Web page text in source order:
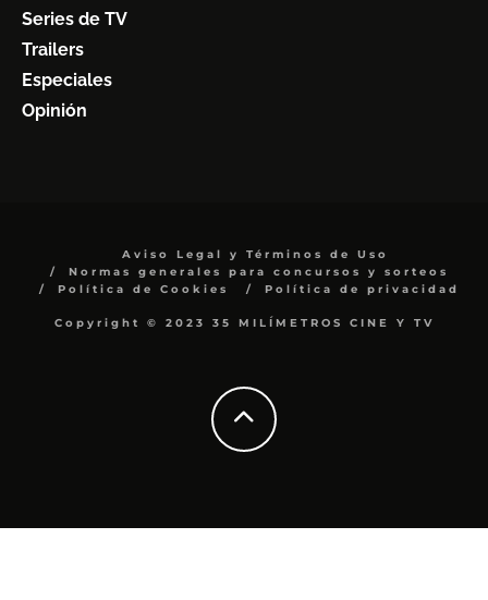
Series de TV
Trailers
Especiales
Opinión
Aviso Legal y Términos de Uso
Normas generales para concursos y sorteos
Política de Cookies
Política de privacidad
Copyright © 2023 35 MILÍMETROS CINE Y TV